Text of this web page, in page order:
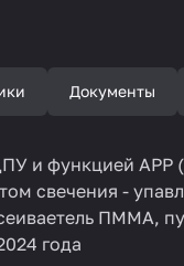
Документы
и функцией АРР
свечения -
ПММА,
года